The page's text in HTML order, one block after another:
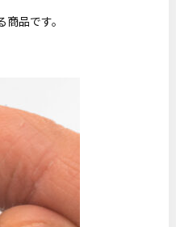
品です。